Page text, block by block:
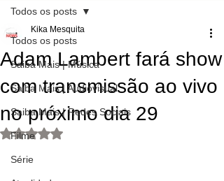
Todos os posts
Saiba Mais | Música
Saiba Mais | Audiovisual
Saiba Mais | Redes Sociais
Filme
Série
Todos os posts
Adam Lambert fará show
com transmissão ao vivo
no próximo dia 29
Kika Mesquita
Avaliado com NaN de 5 estrelas.